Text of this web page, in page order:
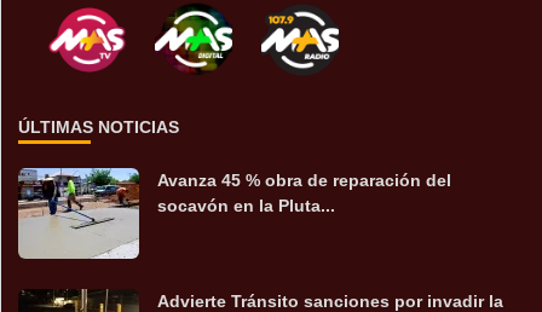
ÚLTIMAS NOTICIAS
Avanza 45 % obra de reparación del
socavón en la Pluta...
Advierte Tránsito sanciones por invadir la